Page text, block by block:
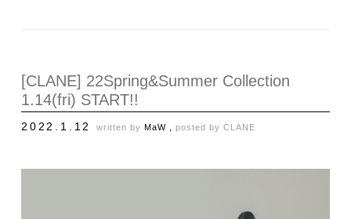
[CLANE] 22Spring&Summer Collection
1.14(fri) START!!
2022.1.12 written by MaW , posted by CLANE